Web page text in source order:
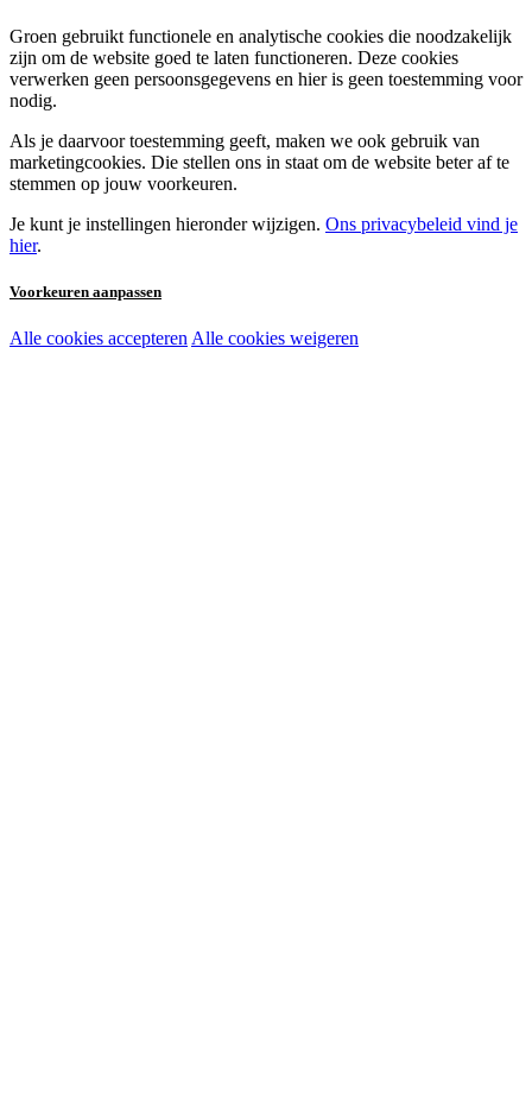
Groen gebruikt functionele en analytische cookies die noodzakelijk
zijn om de website goed te laten functioneren. Deze cookies
verwerken geen persoonsgegevens en hier is geen toestemming voor
nodig.
Als je daarvoor toestemming geeft, maken we ook gebruik van
marketingcookies. Die stellen ons in staat om de website beter af te
stemmen op jouw voorkeuren.
Je kunt je instellingen hieronder wijzigen. Ons privacybeleid vind je
hier.
Voorkeuren aanpassen
Noodzakelijke cookies:
Alle cookies accepteren Alle cookies weigeren